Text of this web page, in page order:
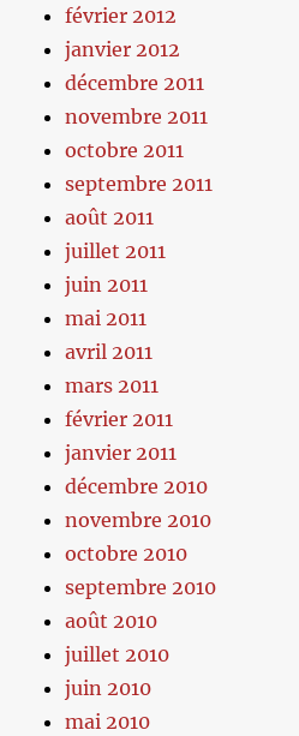
février 2012
janvier 2012
décembre 2011
novembre 2011
octobre 2011
septembre 2011
août 2011
juillet 2011
juin 2011
mai 2011
avril 2011
mars 2011
février 2011
janvier 2011
décembre 2010
novembre 2010
octobre 2010
septembre 2010
août 2010
juillet 2010
juin 2010
mai 2010